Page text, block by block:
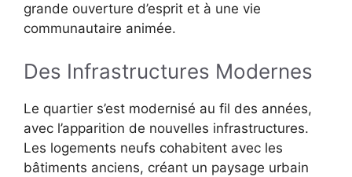
grande ouverture d’esprit et à une vie
communautaire animée.
Des Infrastructures Modernes
Le quartier s’est modernisé au fil des années,
avec l’apparition de nouvelles infrastructures.
Les logements neufs cohabitent avec les
bâtiments anciens, créant un paysage urbain